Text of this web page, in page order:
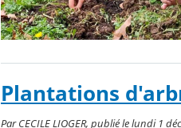
Plantations
Par CECILE LIOGER, publié le lundi 1